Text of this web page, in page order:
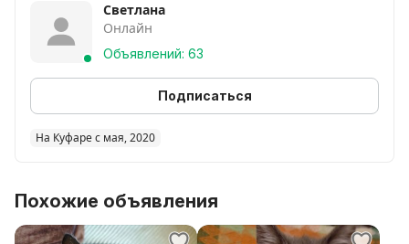
Светлана
Онлайн
Объявлений: 63
Подписаться
На Куфаре с мая, 2020
Похожие объявления